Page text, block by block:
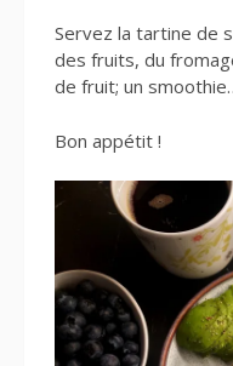
Servez la tartine de
des fruits, du
de fruit; un
Bon appétit !